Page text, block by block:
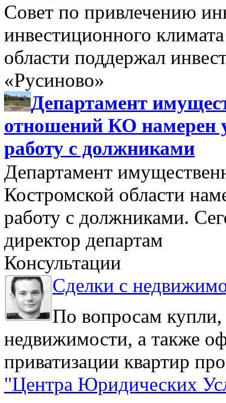
Совет по привлечению
инвестиционного
области поддержал
«Русиново»
Департамент
отношений КО намерен
работу с должниками
Департамент
Костромской области
работу с должниками.
директор департам
Консультации
Сделки с
По вопросам
недвижимости, а также
приватизации квартир
"Центра Юридических